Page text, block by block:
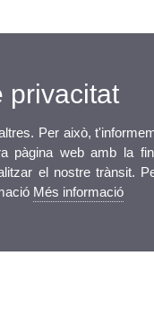
privacitat
Per això,
pàgina web amb la
el nostre trànsit.
Més informació